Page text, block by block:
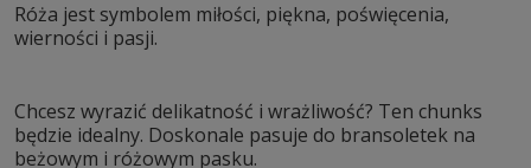
Róża jest symbolem miłości, piękna, poświęcenia,
wierności i pasji.
Chcesz wyrazić delikatność i wrażliwość? Ten chunks
będzie idealny. Doskonale pasuje do bransoletek na
beżowym i różowym pasku.